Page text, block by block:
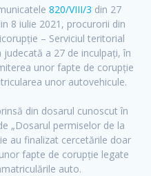
820/VIII/3 din 27
8 iulie 2021, procurorii din
– Serviciul teritorial
a 27 de inculpați, în
unor fapte de corupție
unor autovehicule.
din dosarul cunoscut în
„Dosarul permiselor de la
au finalizat cercetările doar
fapte de corupție legate
auto.
F
a
c
e
b
o
o
k
T
w
i
t
t
e
r
Y
o
u
t
u
b
e